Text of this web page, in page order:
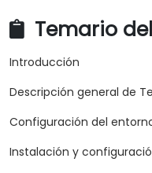
Temario
Introducción
Descripción general de
Configuración del
Instalación y